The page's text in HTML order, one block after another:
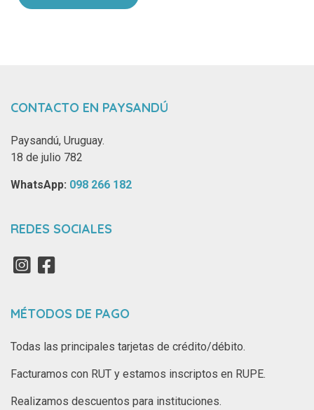
CONTACTO EN PAYSANDÚ
Paysandú, Uruguay.
18 de julio 782
WhatsApp: ‪ 098 266 182‬
REDES SOCIALES
MÉTODOS DE PAGO
Todas las principales tarjetas de crédito/débito.
Facturamos con RUT y estamos inscriptos en RUPE.
Realizamos descuentos para instituciones.